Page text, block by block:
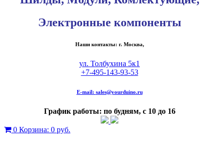
Электронные компоненты
Наши контакты: г. Москва,
ул. Толбухина 5к1
+7-495-143-93-53
E-mail: sales@yourduino.ru
График работы: по будням, с 10 до 16
0 Корзина: 0 руб.